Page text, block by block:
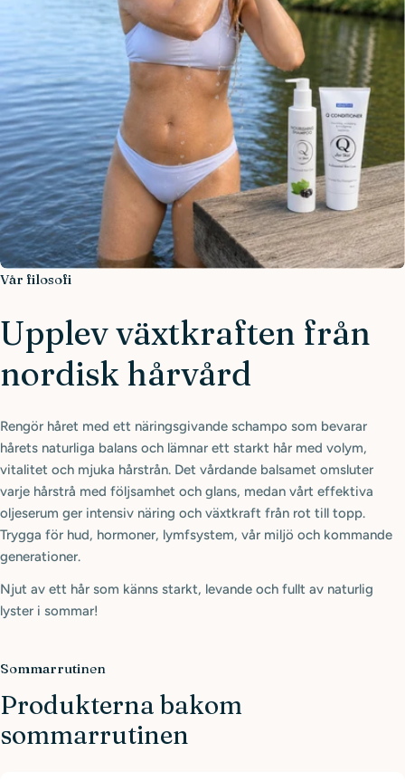
Vår filosofi
Upplev växtkraften från
nordisk hårvård
Rengör håret med ett näringsgivande schampo som bevarar
hårets naturliga balans och lämnar ett starkt hår med volym,
vitalitet och mjuka hårstrån. Det vårdande balsamet omsluter
varje hårstrå med följsamhet och glans, medan vårt effektiva
oljeserum ger intensiv näring och växtkraft från rot till topp.
Trygga för hud, hormoner, lymfsystem, vår miljö och kommande
generationer.
Njut av ett hår som känns starkt, levande och fullt av naturlig
lyster i sommar!
Sommarrutinen
Produkterna bakom
sommarrutinen